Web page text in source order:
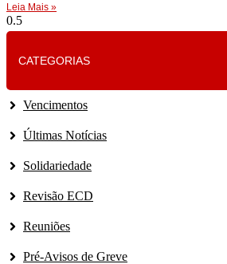
Leia Mais »
CATEGORIAS
Vencimentos
Últimas Notícias
Solidariedade
Revisão ECD
Reuniões
Pré-Avisos de Greve